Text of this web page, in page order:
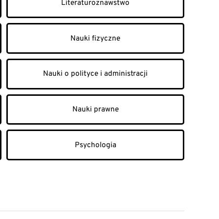
Literaturoznawstwo
Nauki fizyczne
Nauki o polityce i administracji
Nauki prawne
Psychologia